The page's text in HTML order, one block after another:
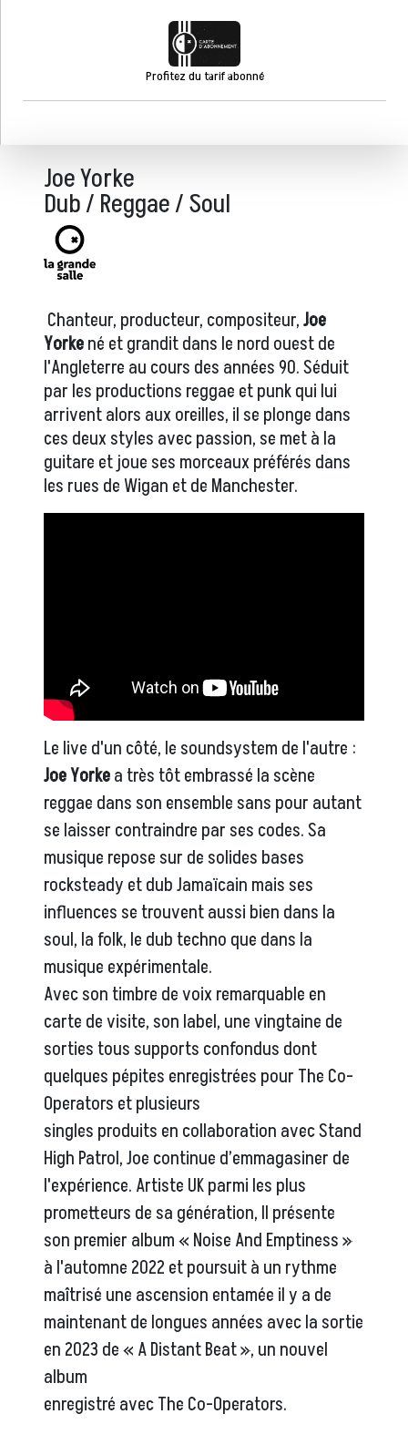
Profitez du tarif abonné
Joe Yorke
Dub / Reggae / Soul
Chanteur, producteur, compositeur,Joe
Yorkené et grandit dans le nord ouest de
l'Angleterre au cours des années 90. Séduit
par les productions reggae et punk qui lui
arrivent alors aux oreilles, il se plonge dans
ces deux styles avec passion, se met à la
guitare et joue ses morceaux préférés dans
les rues de Wigan et de Manchester.
Le live d'un côté, le soundsystem de l'autre :
Joe Yorkea très tôt embrassé la scène
reggae dans son ensemble sans pour autant
se laisser contraindre par ses codes. Sa
musique repose sur de solides bases
rocksteady et dub Jamaïcain mais ses
influences se trouvent aussi bien dans la
soul, la folk, le dub techno que dans la
musique expérimentale.
Avec son timbre de voix remarquable en
carte de visite, son label, une vingtaine de
sorties tous supports confondus dont
quelques pépites enregistrées pour The Co-
Operators et plusieurs
singles produits en collaboration avec Stand
High Patrol, Joe continue d’emmagasiner de
l'expérience. Artiste UK parmi les plus
prometteurs de sa génération, Il présente
son premier album « Noise And Emptiness »
à l'automne 2022 et poursuit à un rythme
maîtrisé une ascension entamée il y a de
maintenant de longues années avec la sortie
en 2023 de « A Distant Beat », un nouvel
album
enregistré avec The Co-Operators.